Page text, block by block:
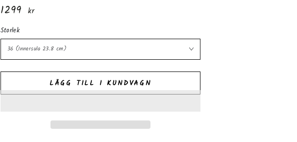
Ordinarie
1299 kr
Storlek
LÄGG TILL I KUNDVAGN